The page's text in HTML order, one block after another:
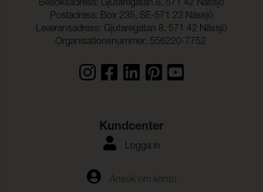
Besöksadress: Gjutaregatan 8, 571 42 Nässjö
Postadress: Box 235, SE-571 23 Nässjö
Leveransadress: Gjutaregatan 8, 571 42 Nässjö
Organisationsnummer: 556220-7752
Kundcenter
Logga in
Ansök om konto